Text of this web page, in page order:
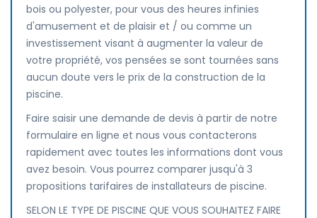
bois ou polyester, pour vous des heures infinies
d'amusement et de plaisir et / ou comme un
investissement visant à augmenter la valeur de
votre propriété, vos pensées se sont tournées sans
aucun doute vers le prix de la construction de la
piscine.
Faire saisir une demande de devis à partir de notre
formulaire en ligne et nous vous contacterons
rapidement avec toutes les informations dont vous
avez besoin. Vous pourrez comparer jusqu'à 3
propositions tarifaires de installateurs de piscine.
SELON LE TYPE DE PISCINE QUE VOUS SOUHAITEZ FAIRE